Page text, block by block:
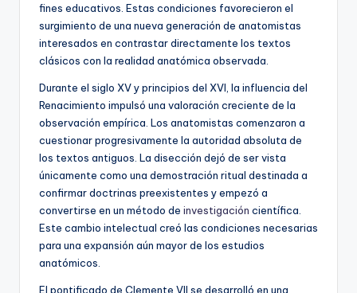
fines educativos. Estas condiciones favorecieron el
surgimiento de una nueva generación de anatomistas
interesados en contrastar directamente los textos
clásicos con la realidad anatómica observada.
Durante el siglo XV y principios del XVI, la influencia del
Renacimiento impulsó una valoración creciente de la
observación empírica. Los anatomistas comenzaron a
cuestionar progresivamente la autoridad absoluta de
los textos antiguos. La disección dejó de ser vista
únicamente como una demostración ritual destinada a
confirmar doctrinas preexistentes y empezó a
convertirse en un método de investigación científica.
Este cambio intelectual creó las condiciones necesarias
para una expansión aún mayor de los estudios
anatómicos.
El pontificado de Clemente VII se desarrolló en una